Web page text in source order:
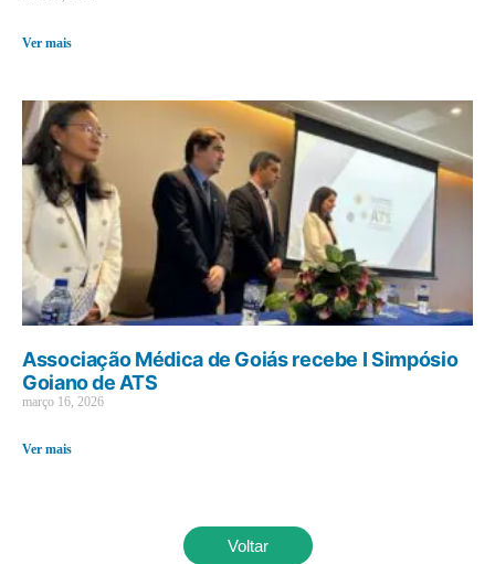
Ver mais
Associação Médica de Goiás recebe I Simpósio
Goiano de ATS
março 16, 2026
Ver mais
Voltar